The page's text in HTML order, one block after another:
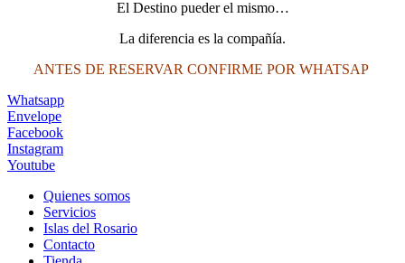
El Destino pueder el mismo…
La diferencia es la compañía.
ANTES DE RESERVAR CONFIRME POR WHATSAP
Whatsapp
Envelope
Facebook
Instagram
Youtube
Quienes somos
Servicios
Islas del Rosario
Contacto